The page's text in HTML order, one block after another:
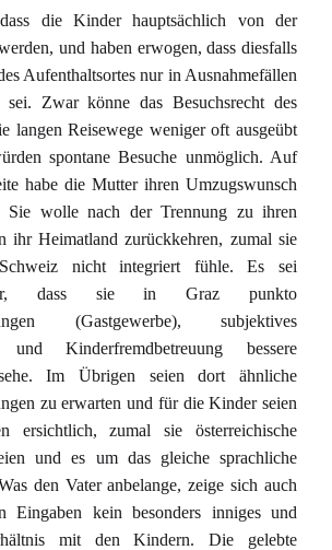
dass die Kinder hauptsächlich von der
und haben erwogen, dass diesfalls
Aufenthaltsortes nur in Ausnahmefällen
sei. Zwar könne das Besuchsrecht des
langen Reisewege weniger oft ausgeübt
spontane Besuche unmöglich. Auf
habe die Mutter ihren Umzugswunsch
Sie wolle nach der Trennung zu ihren
ihr Heimatland zurückkehren, zumal sie
nicht integriert fühle. Es sei
dass sie in Graz punkto
(Gastgewerbe), subjektives
und Kinderfremdbetreuung bessere
Im Übrigen seien dort ähnliche
zu erwarten und für die Kinder seien
ersichtlich, zumal sie österreichische
und es um das gleiche sprachliche
den Vater anbelange, zeige sich auch
Eingaben kein besonders inniges und
mit den Kindern. Die gelebte